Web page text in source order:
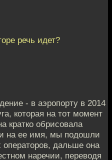
речь идет?
- в аэропорту в 2014
которая на тот момент
кратко обрисовала
на ее имя, мы подошли
операторов, дальше она
наречии, переводя